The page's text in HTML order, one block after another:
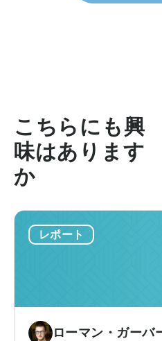
こちらにも興
味はあります
か
レポート
ローマン・ガーバ